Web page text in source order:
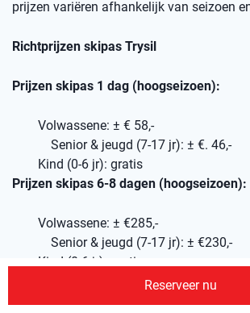
prijzen variëren afhankelijk van seizoen
Richtprijzen skipas Trysil
Prijzen skipas 1 dag (hoogseizoen):
Volwassene: ± € 58,-
Senior & jeugd (7-17 jr): ± €. 46,-
Kind (0-6 jr): gratis
Prijzen skipas 6-8 dagen (hoogseizoen):
Volwassene: ± €285,-
Senior & jeugd (7-17 jr): ± €230,-
Kind (0-6 jr): gratis
Wil je je skipassen van tevoren via ons
Reserveer nu